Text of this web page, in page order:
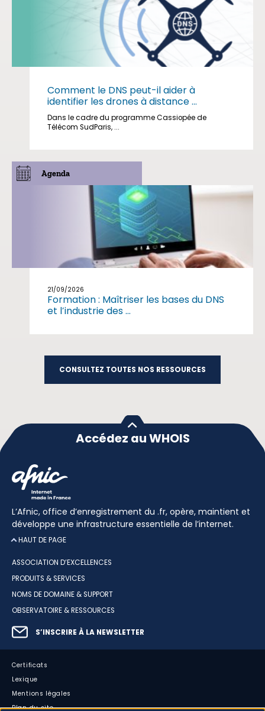
Comment le DNS peut-il aider à
identifier les drones à distance ...
Dans le cadre du programme Cassiopée de
Télécom SudParis, ...
Agenda
21/09/2026
Formation : Maîtriser les bases du DNS
et l’industrie des ...
CONSULTEZ TOUTES NOS RESSOURCES
Accédez au WHOIS
L’Afnic, office d’enregistrement du .fr, opère, maintient et
développe une infrastructure essentielle de l’internet.
HAUT DE PAGE
ASSOCIATION D’EXCELLENCES
PRODUITS & SERVICES
NOMS DE DOMAINE & SUPPORT
OBSERVATOIRE & RESSOURCES
S’INSCRIRE À LA NEWSLETTER
Certificats
Lexique
Mentions légales
Plan du site